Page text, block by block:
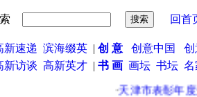
回首
新速递 滨海缀英 | 创 意 创意中国
新访谈 高新英才 | 书 画 画坛 书坛 名
天津市表彰年度